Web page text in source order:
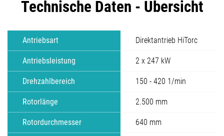
Technische Daten - Übersicht
Antriebsart Direktantrieb HiTorc
Antriebsleistung 2 x 247 kW
Drehzahlbereich 150 - 420 1/min
Rotorlänge 2.500 mm
Rotordurchmesser 640 mm